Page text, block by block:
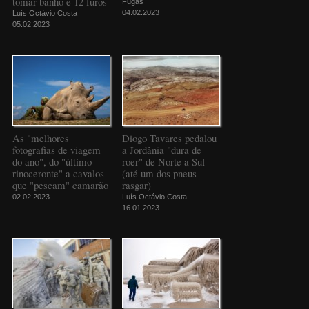
Luís Octávio Costa
05.02.2023
04.02.2023
As "melhores
fotografias de viagem
do ano", do "último
rinoceronte" a cavalos
que "pescam" camarão
02.02.2023
Diogo Tavares pedalou
a Jordânia "dura de
roer" de Norte a Sul
(até um dos pneus
rasgar)
Luís Octávio Costa
16.01.2023